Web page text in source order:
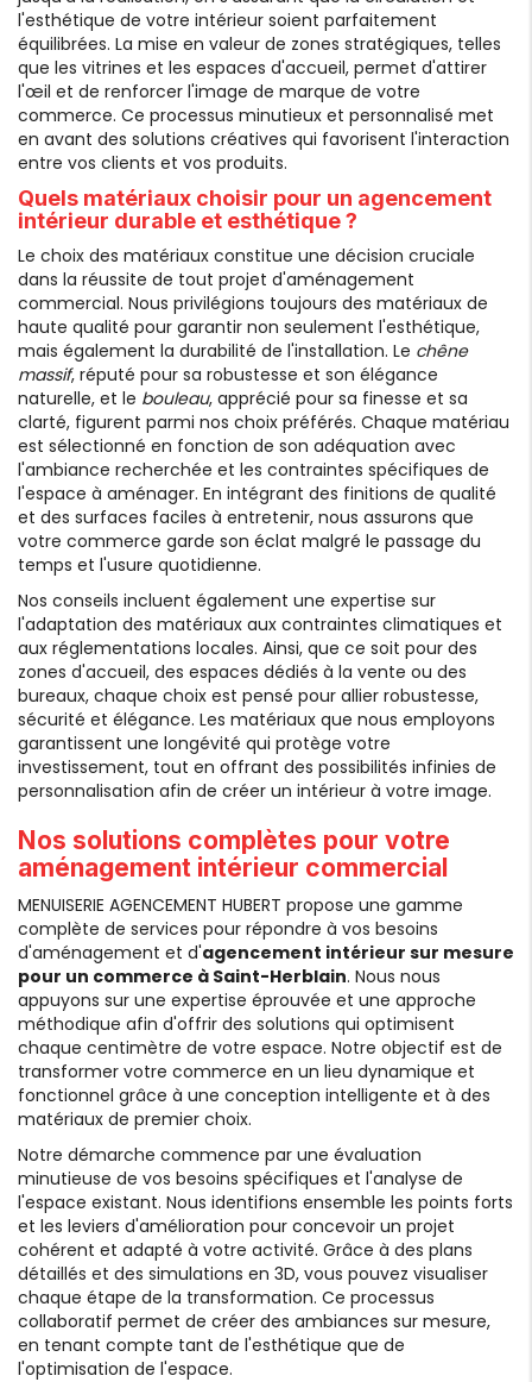
l'esthétique de votre intérieur soient parfaitement
équilibrées. La mise en valeur de zones stratégiques, telles
que les vitrines et les espaces d'accueil, permet d'attirer
l'œil et de renforcer l'image de marque de votre
commerce. Ce processus minutieux et personnalisé met
en avant des solutions créatives qui favorisent l'interaction
entre vos clients et vos produits.
Quels matériaux choisir pour un agencement
intérieur durable et esthétique ?
Le choix des matériaux constitue une décision cruciale
dans la réussite de tout projet d'aménagement
commercial. Nous privilégions toujours des matériaux de
haute qualité pour garantir non seulement l'esthétique,
mais également la durabilité de l'installation. Le chêne
massif, réputé pour sa robustesse et son élégance
naturelle, et le bouleau, apprécié pour sa finesse et sa
clarté, figurent parmi nos choix préférés. Chaque matériau
est sélectionné en fonction de son adéquation avec
l'ambiance recherchée et les contraintes spécifiques de
l'espace à aménager. En intégrant des finitions de qualité
et des surfaces faciles à entretenir, nous assurons que
votre commerce garde son éclat malgré le passage du
temps et l'usure quotidienne.
Nos conseils incluent également une expertise sur
l'adaptation des matériaux aux contraintes climatiques et
aux réglementations locales. Ainsi, que ce soit pour des
zones d'accueil, des espaces dédiés à la vente ou des
bureaux, chaque choix est pensé pour allier robustesse,
sécurité et élégance. Les matériaux que nous employons
garantissent une longévité qui protège votre
investissement, tout en offrant des possibilités infinies de
personnalisation afin de créer un intérieur à votre image.
Nos solutions complètes pour votre
aménagement intérieur commercial
MENUISERIE AGENCEMENT HUBERT propose une gamme
complète de services pour répondre à vos besoins
d'aménagement et d'agencement intérieur sur mesure
pour un commerce à Saint-Herblain. Nous nous
appuyons sur une expertise éprouvée et une approche
méthodique afin d'offrir des solutions qui optimisent
chaque centimètre de votre espace. Notre objectif est de
transformer votre commerce en un lieu dynamique et
fonctionnel grâce à une conception intelligente et à des
matériaux de premier choix.
Notre démarche commence par une évaluation
minutieuse de vos besoins spécifiques et l'analyse de
l'espace existant. Nous identifions ensemble les points forts
et les leviers d'amélioration pour concevoir un projet
cohérent et adapté à votre activité. Grâce à des plans
détaillés et des simulations en 3D, vous pouvez visualiser
chaque étape de la transformation. Ce processus
collaboratif permet de créer des ambiances sur mesure,
en tenant compte tant de l'esthétique que de
l'optimisation de l'espace.